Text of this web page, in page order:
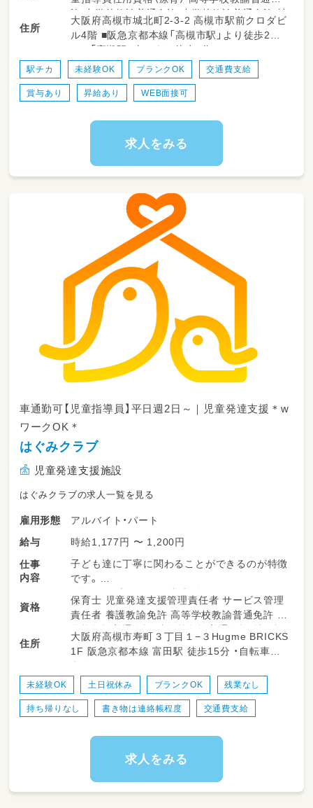
↓
指導準備｜個別支援計画に沿って指導の準備を
します。プリントやカードの他、おもちゃやタ
↓
個別支援計画の作成｜お子さまひとり一人に6
か月間の個別支援計画を作成しています。
お昼｜休憩・ランチタイムです。
指導｜個別支援計画に基づきお子さまに指導を
実施します。
導では1時間半～3時間の指導をします。
終礼｜スタッフ間でお子さま保護者さまの情報
共有や翌日の準備をします。
退勤｜本日もお疲れさまでした！
許 中学校教諭普通免許 小学校教諭普通免許 社
会福祉士 言語聴覚士 作業療法士 理学療法士
心理士 精神保健福祉士
住所
大阪府高槻市城北町2-3-2 高槻市駅前クロダビ
ル4階 ■阪急京都本線「高槻市駅」より徒歩2分
■JR「高槻駅」南口より徒歩9分
駅チカ 未経験OK ブランクOK 交通費支給
賞与あり 昇給あり WEB面接可
求人をみる
車通勤可【児童指導員】平日週2日～｜児童発達支援＊w
ワークOK＊
はぐみクラブ
児童発達支援施設
はぐみクラブの求人一覧を見る
雇用形態
アルバイト・パート
給与
時給1,177円 〜 1,200円
仕事
内容
子ども達に丁寧に関わることができるのが特徴
です。
・遊びの見守りなど日常生活のサポート
・自立に向けた療育
・送迎 など
少人数制で、子ども一人ひとりにあった支援を
子ども達としっかり向き合い、関わることので
きる仕事です
チームでお子さんをサポートしますので
安心して働くことができます！
資格
保育士 児童発達支援管理責任者 サービス管理
責任者 養護教諭免許 高等学校教諭普通免許 中
学校教諭普通免許 小学校教諭普通免許 社会福
祉士 相談支援専門員 言語聴覚士 作業療法士
理学療法士 心理士 精神保健福祉士
住所
大阪府高槻市寿町３丁目１−３Hugme BRICKS
1F 阪急京都本線 富田駅 徒歩15分 ・自転車貸
出有
未経験OK 土日祝休み ブランクOK 残業なし
持ち帰りなし 書き物は連絡帳程度 交通費支給
求人をみる